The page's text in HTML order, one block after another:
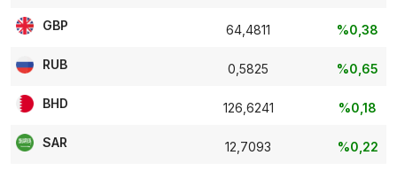
GBP 64,4811 %0,38
RUB 0,5825 %0,65
BHD 126,6241 %0,18
SAR 12,7093 %0,22